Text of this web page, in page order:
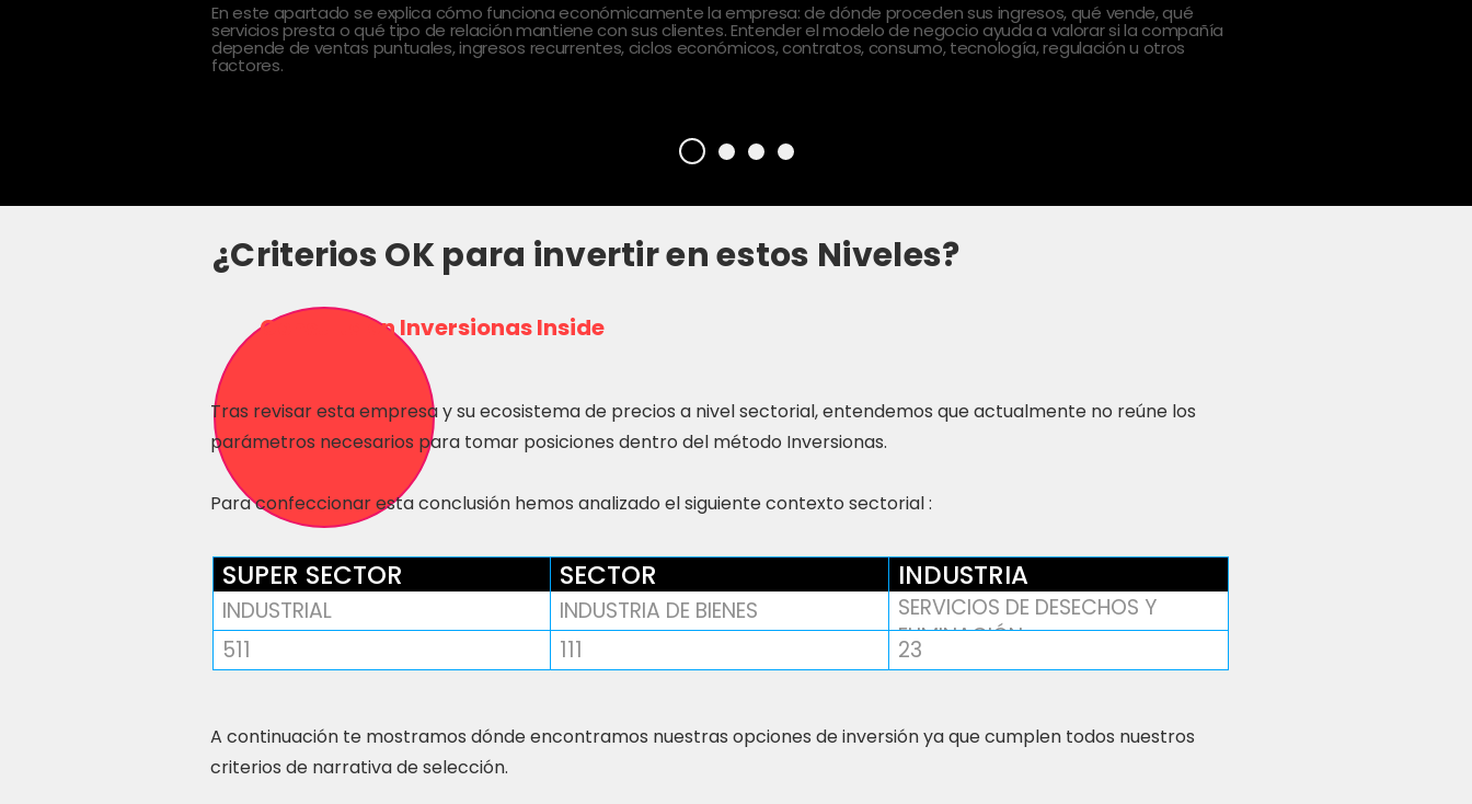
En este apartado se explica cómo funciona económicamente la empresa: de dónde proceden sus ingresos, qué vende, qué
servicios presta o qué tipo de relación mantiene con sus clientes. Entender el modelo de negocio ayuda a valorar si la compañía
depende de ventas puntuales, ingresos recurrentes, ciclos económicos, contratos, consumo, tecnología, regulación u otros
factores.
¿Criterios OK para invertir en estos Niveles?
Consulta en Inversionas Inside
Tras revisar esta empresa y su ecosistema de precios a nivel sectorial, entendemos que actualmente no reúne los
parámetros necesarios para tomar posiciones dentro del método Inversionas.
Para confeccionar esta conclusión hemos analizado el siguiente contexto sectorial :
SUPER SECTOR SECTOR INDUSTRIA
INDUSTRIAL INDUSTRIA DE BIENES
SERVICIOS DE DESECHOS Y
ELIMINACIÓN
511 111 23
A continuación te mostramos dónde encontramos nuestras opciones de inversión ya que cumplen todos nuestros
criterios de narrativa de selección.